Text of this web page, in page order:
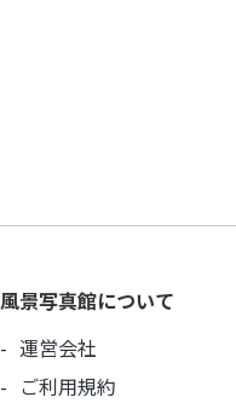
風景写真館について
運営会社
ご利用規約